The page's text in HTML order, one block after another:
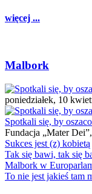
więcej ...
Malbork
poniedziałek, 10
Spotkali się, by
Fundacja „Mater
Sukces jest (z) kobietą
Tak się bawi, tak się
Malbork w
To nie jest jakieś tam